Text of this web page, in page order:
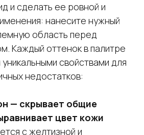
и сделать ее ровной и
нанесите нужный
область перед
Каждый оттенок в палитре
свойствами для
недостатков:
— скрывает общие
цвет кожи
с желтизной и